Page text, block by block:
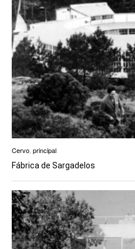
Cervo principal
Fábrica de Sargadelos